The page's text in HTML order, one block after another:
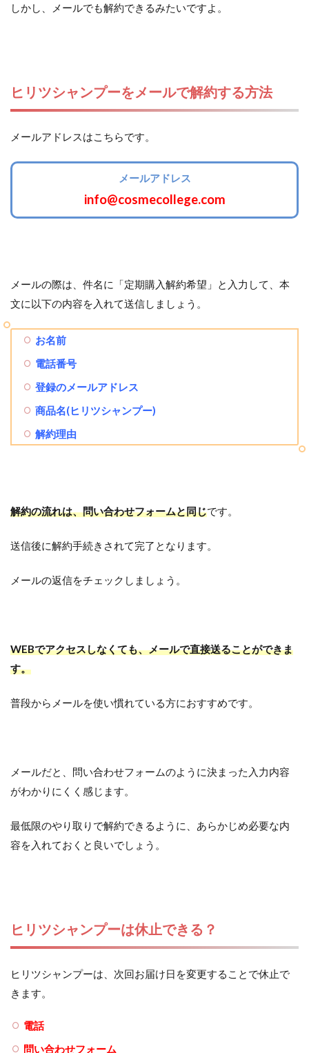
しかし、メールでも解約できるみたいですよ。
ヒリツシャンプーをメールで解約する方法
メールアドレスはこちらです。
メールアドレス
info@cosmecollege.com
メールの際は、件名に「定期購入解約希望」と入力して、本
文に以下の内容を入れて送信しましょう。
お名前
電話番号
登録のメールアドレス
商品名(ヒリツシャンプー)
解約理由
解約の流れは、問い合わせフォームと同じです。
送信後に解約手続きされて完了となります。
メールの返信をチェックしましょう。
WEBでアクセスしなくても、メールで直接送ることができま
す。
普段からメールを使い慣れている方におすすめです。
メールだと、問い合わせフォームのように決まった入力内容
がわかりにくく感じます。
最低限のやり取りで解約できるように、あらかじめ必要な内
容を入れておくと良いでしょう。
ヒリツシャンプーは休止できる？
ヒリツシャンプーは、次回お届け日を変更することで休止で
きます。
電話
問い合わせフォーム